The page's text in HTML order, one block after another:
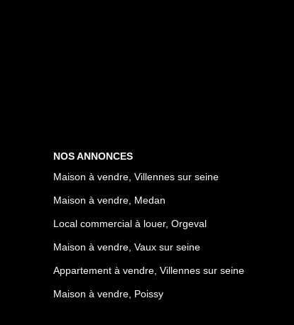
NOS ANNONCES
Maison à vendre, Villennes sur seine
Maison à vendre, Medan
Local commercial à louer, Orgeval
Maison à vendre, Vaux sur seine
Appartement à vendre, Villennes sur seine
Maison à vendre, Poissy